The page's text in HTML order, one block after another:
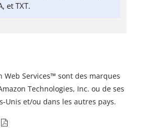
et TXT.
Web Services™ sont des marques
Technologies, Inc. ou de ses
Unis et/ou dans les autres pays.